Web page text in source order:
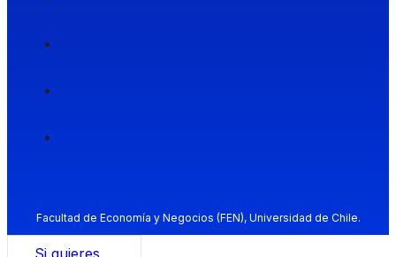
Facultad de Economía y Negocios (FEN), Universidad de Chile.
Si quieres